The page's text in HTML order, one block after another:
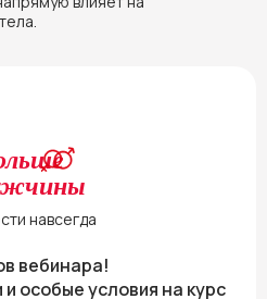
навсегда
вебинара!
особые условия на курс